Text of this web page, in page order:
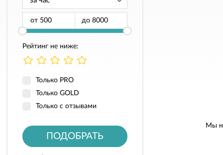
от до
Рейтинг не ниже:
Только PRO
Только GOLD
Только с отзывами
ПОДОБРАТЬ
Мы